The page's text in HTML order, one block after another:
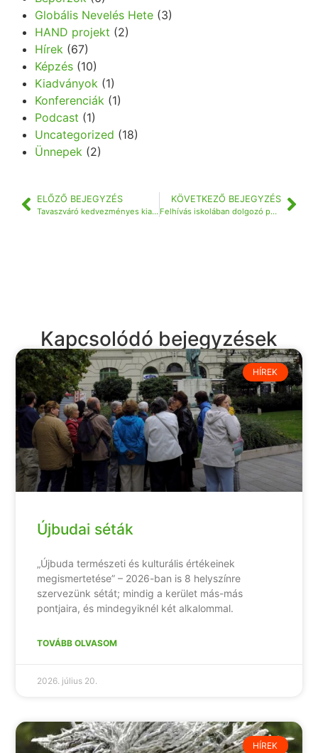
Globális Nevelés Hete(3)
HAND projekt (2)
Hírek(67)
Képzés(10)
Kiadványok(1)
Konferenciák(1)
Podcast (1)
Uncategorized (18)
Ünnepek(2)
ELŐZŐ BEJEGYZÉS
Tavaszváró kedvezményes kiadványcsomagok
KÖVETKEZŐ BEJEGYZÉS
Felhívás iskolában dolgozó pedagógusok továbbképzésére!
Kapcsolódó bejegyzések
HÍREK
Újbudai séták
„Újbuda természeti és kulturális értékeinek
megismertetése” – 2026-ban is 8 helyszínre
szervezünk sétát; mindig a kerület más-más
pontjaira, és mindegyiknél két alkalommal.
TOVÁBB OLVASOM
2026. július 20.
HÍREK